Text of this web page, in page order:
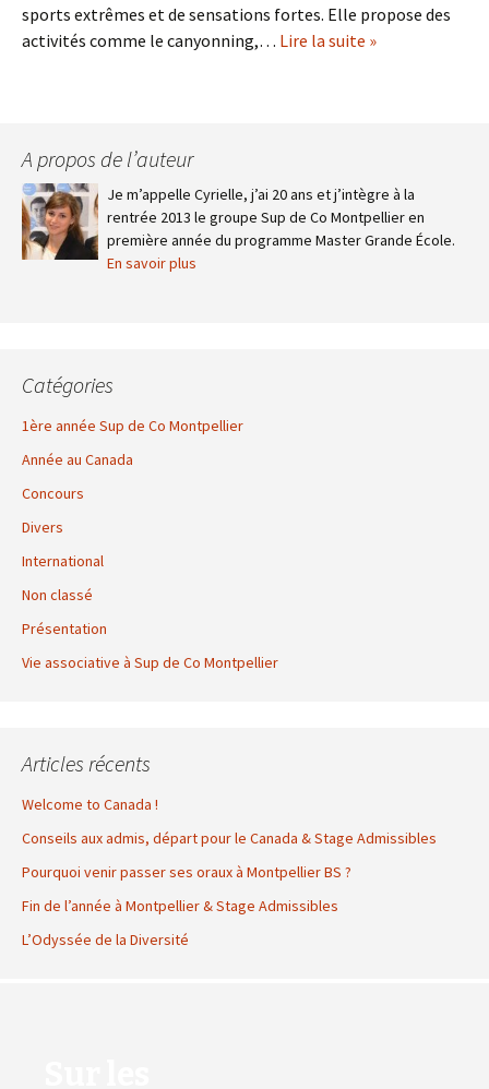
sports extrêmes et de sensations fortes. Elle propose des
activités comme le canyonning,… Lire la suite »
A propos de l’auteur
Je m’appelle Cyrielle, j’ai 20 ans et j’intègre à la
rentrée 2013 le groupe Sup de Co Montpellier en
première année du programme Master Grande École.
En savoir plus
Catégories
1ère année Sup de Co Montpellier
Année au Canada
Concours
Divers
International
Non classé
Présentation
Vie associative à Sup de Co Montpellier
Articles récents
Welcome to Canada !
Conseils aux admis, départ pour le Canada & Stage Admissibles
Pourquoi venir passer ses oraux à Montpellier BS ?
Fin de l’année à Montpellier & Stage Admissibles
L’Odyssée de la Diversité